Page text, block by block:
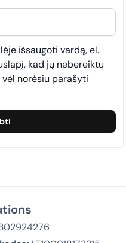
išsaugoti vardą, el.
kad jų nebereiktų
norėsiu parašyti